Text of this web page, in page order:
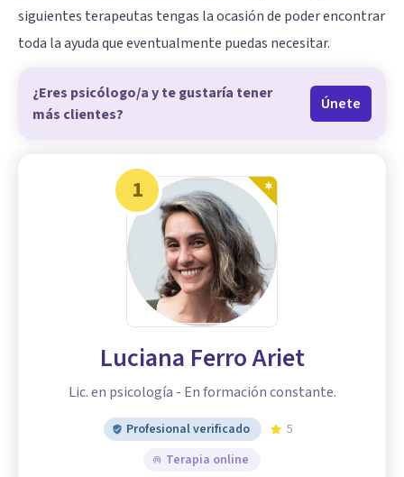
siguientes terapeutas tengas la ocasión de poder encontrar
toda la ayuda que eventualmente puedas necesitar.
¿Eres psicólogo/a y te gustaría tener
más clientes?
Únete
1
Luciana Ferro Ariet
Lic. en psicología - En formación constante.
Profesional verificado
5
Terapia online